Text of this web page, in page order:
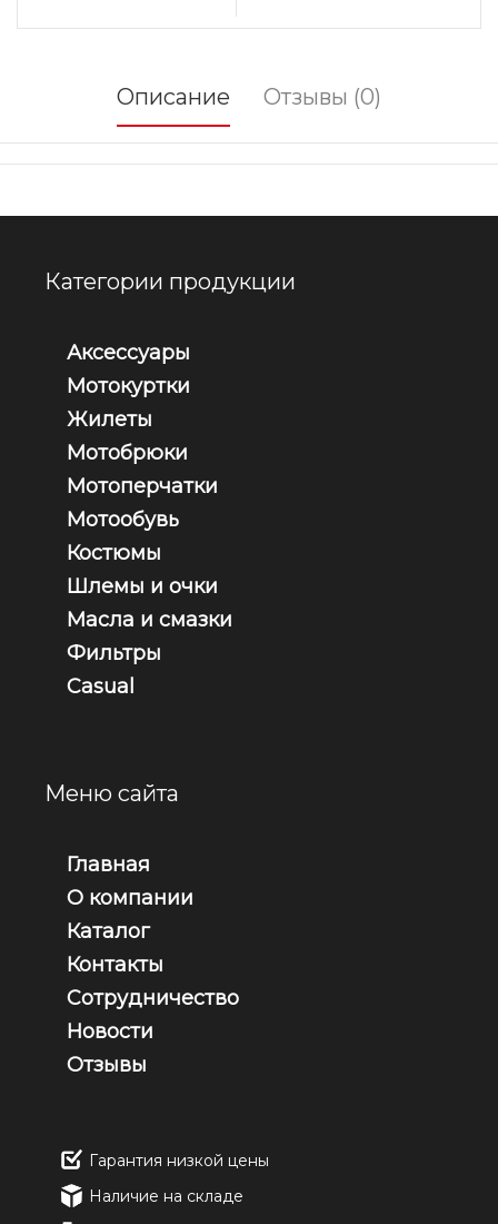
Описание Отзывы (0)
Категории продукции
Аксессуары
Мотокуртки
Жилеты
Мотобрюки
Мотоперчатки
Мотообувь
Костюмы
Шлемы и очки
Масла и смазки
Фильтры
Casual
Меню сайта
Главная
О компании
Каталог
Контакты
Сотрудничество
Новости
Отзывы
Гарантия низкой цены
Наличие на складе